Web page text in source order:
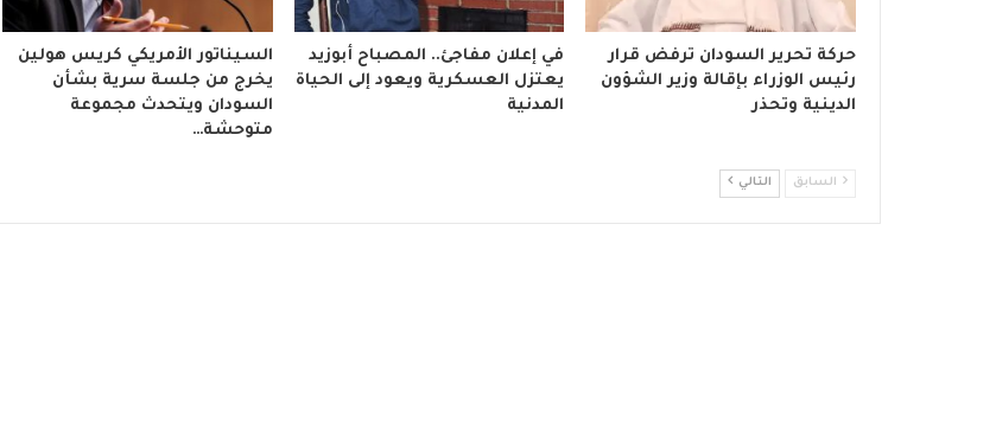
حركة تحرير السودان ترفض قرار
رئيس الوزراء بإقالة وزير الشؤون
الدينية وتحذر
في إعلان مفاجئ.. المصباح أبوزيد
يعتزل العسكرية ويعود إلى الحياة
المدنية
السيناتور الأمريكي كريس هولين
يخرج من جلسة سرية بشأن
السودان ويتحدث مجموعة
متوحشة…
السابق التالي